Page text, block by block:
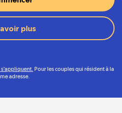
plus
Pour les couples qui résident à la
adresse.